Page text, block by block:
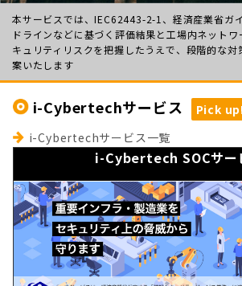
本サービスでは、IEC62443-2-1、経済産業省ガ
ドラインなどに基づく評価結果と工場内ネット
キュリティリスクを把握したうえで、段階的な
案いたします
i-Cybertechサービス
Pick
i-Cybertechサービス一覧
i-Cybertech SOCサー